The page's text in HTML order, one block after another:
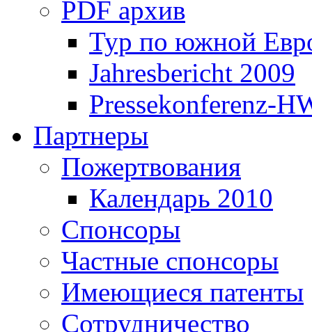
PDF архив
Тур по южной
Jahresbericht 2009
Pressekonferenz-
Партнеры
Пожертвования
Календарь 2010
Спонсоры
Частные спонсоры
Имеющиеся патенты
Сотрудничество